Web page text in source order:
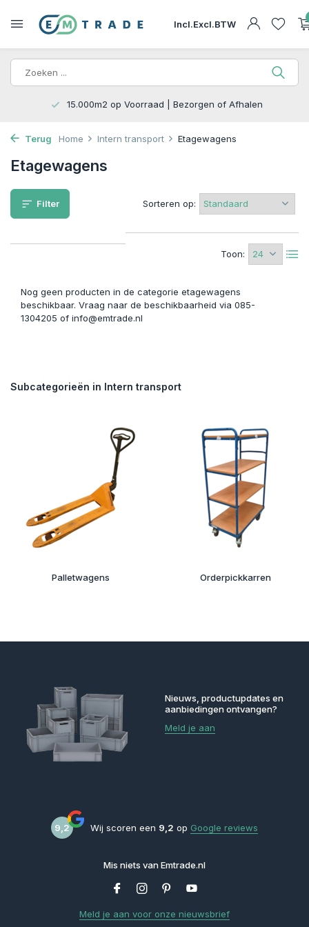
Incl.Excl.BTW
15.000m2 op Voorraad | Bezorgen of Afhalen
Terug Home Intern transport Etagewagens
Etagewagens
Filter
Toon:
Sorteren op:
Nog geen producten in de categorie etagewagens
beschikbaar. Vraag naar de beschikbaarheid via 085-
1304205 of info@emtrade.nl
Subcategorieën in Intern transport
Palletwagens Orderpickkarren
Nieuws, productupdates en
aanbiedingen ontvangen?
Meld je aan
9,2 Wij scoren een 9,2 op Google reviews
Mis niets van Emtrade.nl
Meld je aan voor onze nieuwsbrief